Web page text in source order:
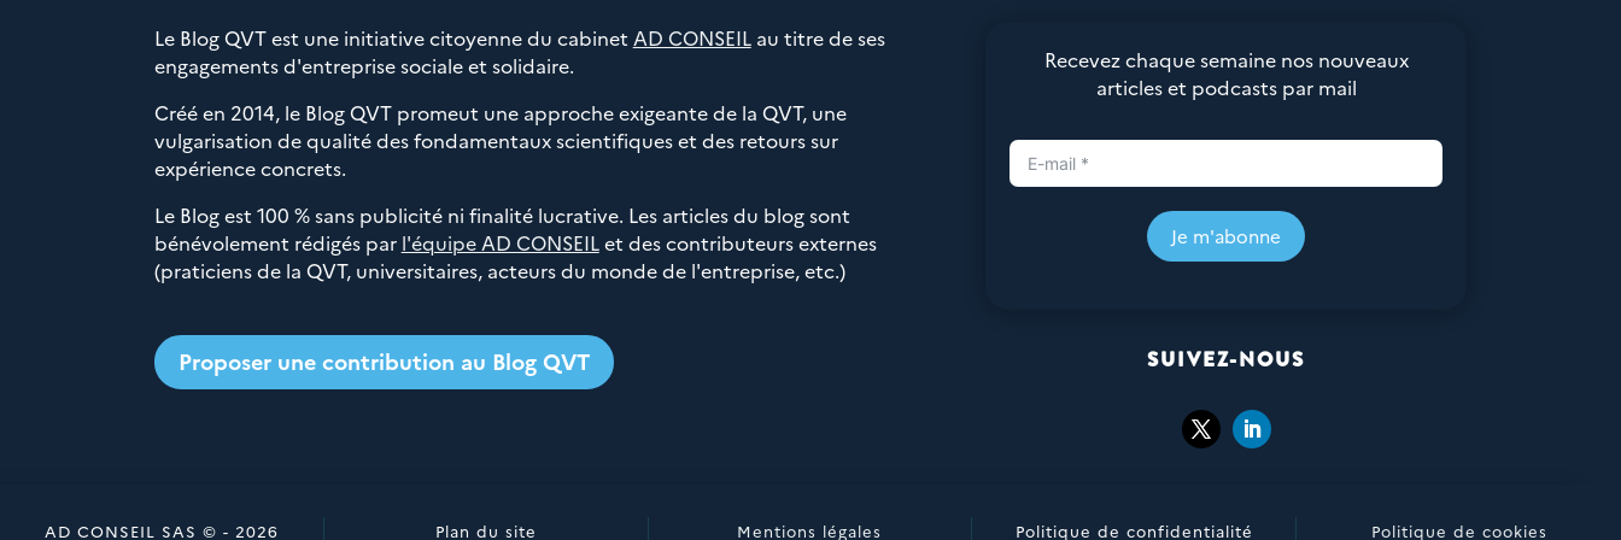
Le Blog QVT est une initiative citoyenne du cabinet AD CONSEILau titre de ses
engagements d'entreprise sociale et solidaire.
Créé en 2014, le Blog QVT promeut une approche exigeante de la QVT, une
vulgarisation de qualité des fondamentaux scientifiques et des retours sur
expérience concrets.
Le Blog est 100 % sans publicité ni finalité lucrative. Les articles du blog sont
bénévolement rédigés par l'équipe AD CONSEILet des contributeurs externes
(praticiens de la QVT, universitaires, acteurs du monde de l'entreprise, etc.)
Proposer une contribution au Blog QVT
Recevez chaque semaine nos nouveaux
articles et podcasts par mail
Je m'abonne
SUIVEZ-NOUS
AD CONSEIL SAS © - 2026 Plan du site Mentions légales Politique de confidentialité Politique de cookies